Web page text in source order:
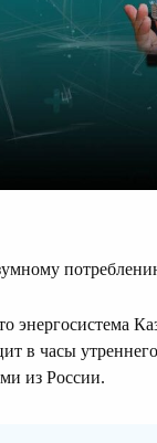
энергосистема
в часы
из России.